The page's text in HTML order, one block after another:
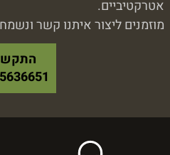
אטרקטיביים.
מוזמנים ליצור איתנו קשר